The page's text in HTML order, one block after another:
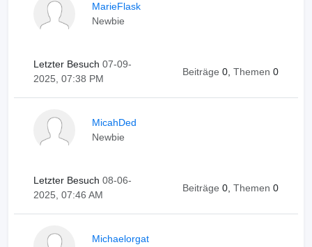
MarieFlask
Newbie
Letzter Besuch 07-09-
2025, 07:38 PM
Beiträge 0, Themen 0
MicahDed
Newbie
Letzter Besuch 08-06-
2025, 07:46 AM
Beiträge 0, Themen 0
Michaelorgat